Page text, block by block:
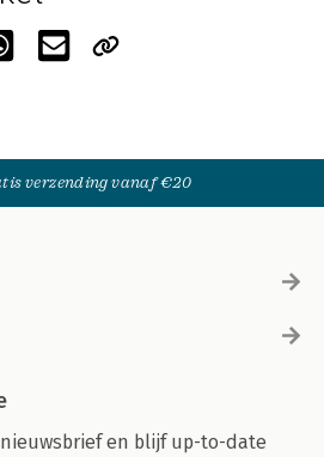
verzending vanaf €20
en blijf up-to-date